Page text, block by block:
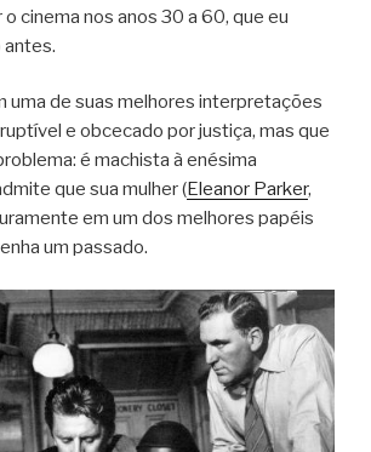
cinema nos anos 30 a 60, que eu
antes.
uma de suas melhores interpretações
e obcecado por justiça, mas que
é machista à enésima
que sua mulher (Eleanor Parker,
em um dos melhores papéis
um passado.